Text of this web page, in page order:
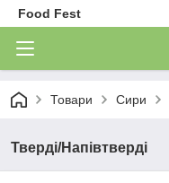
Food Fest
Товари Сири
Тверді/Напівтверді